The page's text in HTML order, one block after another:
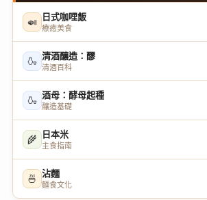
🍛 日式咖哩飯
療癒美食
🍶 清酒釀造：醪
清酒百科
🍶 酒母：酵母起種
釀造基礎
🌾 日本米
主食指南
🍜 沾麵
麵食文化